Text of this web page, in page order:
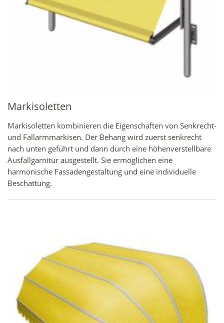
Markisoletten
Markisoletten kombinieren die Eigenschaften von Senkrecht-
und Fallarmmarkisen. Der Behang wird zuerst senkrecht
nach unten geführt und dann durch eine höhenverstellbare
Ausfallgarnitur ausgestellt. Sie ermöglichen eine
harmonische Fassadengestaltung und eine individuelle
Beschattung.